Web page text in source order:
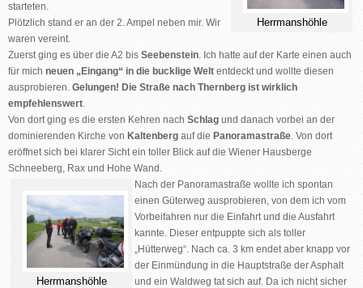
Herrmanshöhle
starteten.
Plötzlich stand er an der 2. Ampel neben mir. Wir
waren vereint.
Zuerst ging es über die A2 bis Seebenstein. Ich hatte auf der Karte einen auch
für mich neuen „Eingang“ in die bucklige Welt entdeckt und wollte diesen
ausprobieren. Gelungen! Die Straße nach Thernberg ist wirklich
empfehlenswert.
Von dort ging es die ersten Kehren nach Schlag und danach vorbei an der
dominierenden Kirche von Kaltenberg auf die Panoramastraße. Von dort
eröffnet sich bei klarer Sicht ein toller Blick auf die Wiener Hausberge
Schneeberg, Rax und Hohe Wand.
Herrmanshöhle
Nach der Panoramastraße wollte ich spontan
einen Güterweg ausprobieren, von dem ich vom
Vorbeifahren nur die Einfahrt und die Ausfahrt
kannte. Dieser entpuppte sich als toller
„Hütterweg“. Nach ca. 3 km endet aber knapp vor
der Einmündung in die Hauptstraße der Asphalt
und ein Waldweg tat sich auf. Da ich nicht sicher